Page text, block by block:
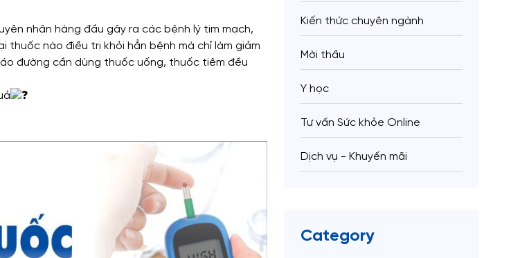
nhân hàng đầu gây ra các bệnh lý tim mạch,
thuốc nào điều trị khỏi hẳn bệnh mà chỉ làm giảm
đường cần dùng thuốc uống, thuốc tiêm đều
Kiến thức chuyên ngành
Mời thầu
Y học
Tư vấn Sức khỏe Online
Dịch vụ - Khuyến mãi
Category